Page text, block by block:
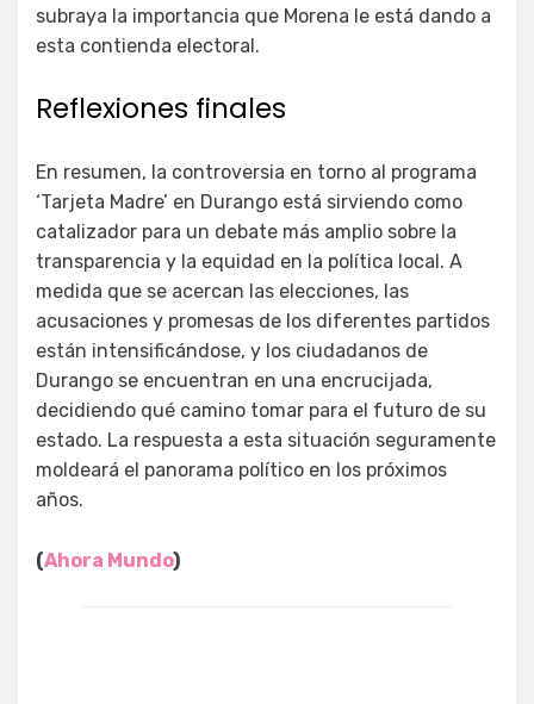
subraya la importancia que Morena le está dando a
esta contienda electoral.
Reflexiones finales
En resumen, la controversia en torno al programa
‘Tarjeta Madre’ en Durango está sirviendo como
catalizador para un debate más amplio sobre la
transparencia y la equidad en la política local. A
medida que se acercan las elecciones, las
acusaciones y promesas de los diferentes partidos
están intensificándose, y los ciudadanos de
Durango se encuentran en una encrucijada,
decidiendo qué camino tomar para el futuro de su
estado. La respuesta a esta situación seguramente
moldeará el panorama político en los próximos
años.
(Ahora Mundo)